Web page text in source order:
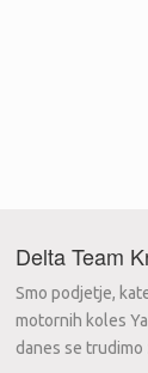
Delta Team
Smo podjetje,
motornih koles
danes se